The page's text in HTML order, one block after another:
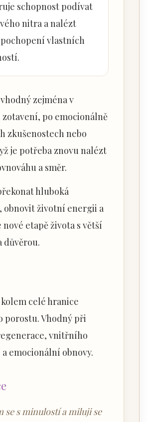
schopnost podívat
nitra a nalézt
vlastních
zejména v
po emocionálně
zkušenostech nebo
je potřeba znovu nalézt
a směr.
hluboká
obnovit životní energii a
etapě života s větší
důvěrou.
celé hranice
porostu. Vhodný při
vnitřního
emocionální obnovy.
se s minulostí a miluji se